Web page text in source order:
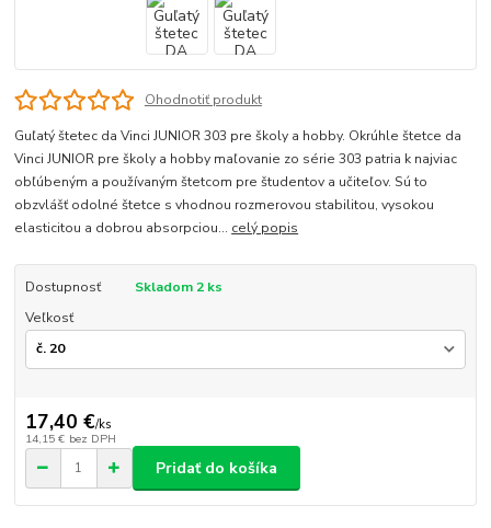
Ohodnotiť produkt
Guľatý štetec da Vinci JUNIOR 303 pre školy a hobby. Okrúhle štetce da
Vinci JUNIOR pre školy a hobby maľovanie zo série 303 patria k najviac
obľúbeným a používaným štetcom pre študentov a učiteľov. Sú to
obzvlášť odolné štetce s vhodnou rozmerovou stabilitou, vysokou
elasticitou a dobrou absorpciou... celý popis
Dostupnosť
Skladom 2 ks
Veľkosť
17,40 €/ks
14,15 € bez DPH
Pridať do košíka